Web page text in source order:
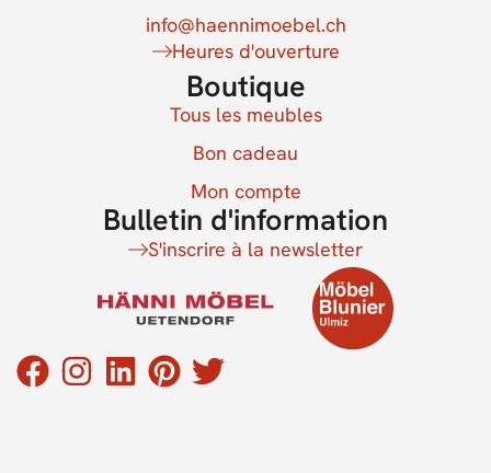
info@haennimoebel.ch
Heures d'ouverture
Boutique
Tous les meubles
Bon cadeau
Mon compte
Bulletin d'information
S'inscrire à la newsletter